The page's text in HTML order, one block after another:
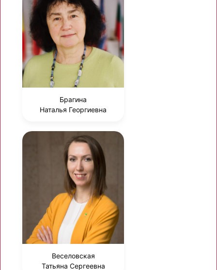
Брагина
Наталья Георгиевна
Веселовская
Татьяна Сергеевна